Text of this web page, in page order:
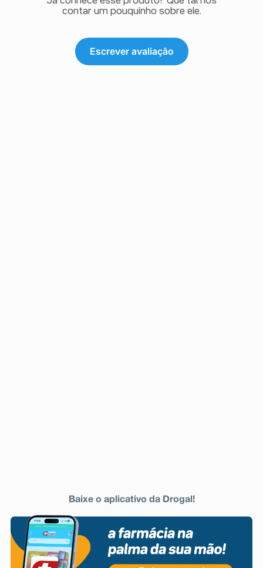
contar um pouquinho sobre ele.
Escrever avaliação
Baixe o aplicativo da Drogal!